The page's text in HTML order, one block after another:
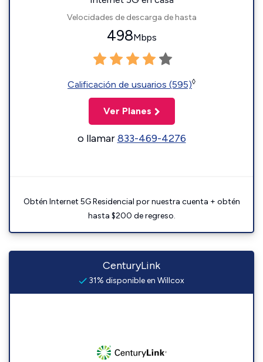
Velocidades de descarga de hasta
498Mbps
Calificación de usuarios (595)◊
Ver Planes
o llamar833-469-4276
Obtén Internet 5G Residencial por nuestra cuenta + obtén
hasta $200 de regreso.
CenturyLink
31% disponible en Willcox